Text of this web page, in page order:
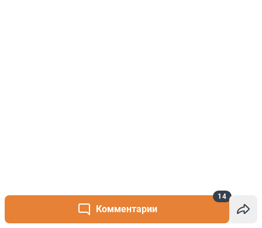
Комментарии
14